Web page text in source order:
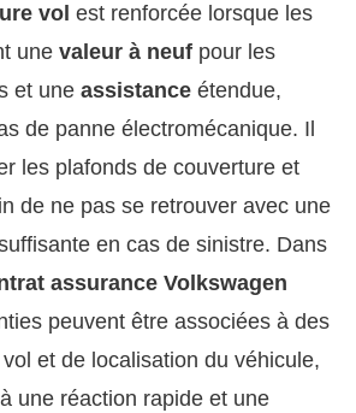
vol est renforcée lorsque les
une valeur à neuf pour les
et une assistance étendue,
de panne électromécanique. Il
les plafonds de couverture et
de ne pas se retrouver avec une
en cas de sinistre. Dans
assurance Volkswagen
peuvent être associées à des
vol et de localisation du véhicule,
une réaction rapide et une